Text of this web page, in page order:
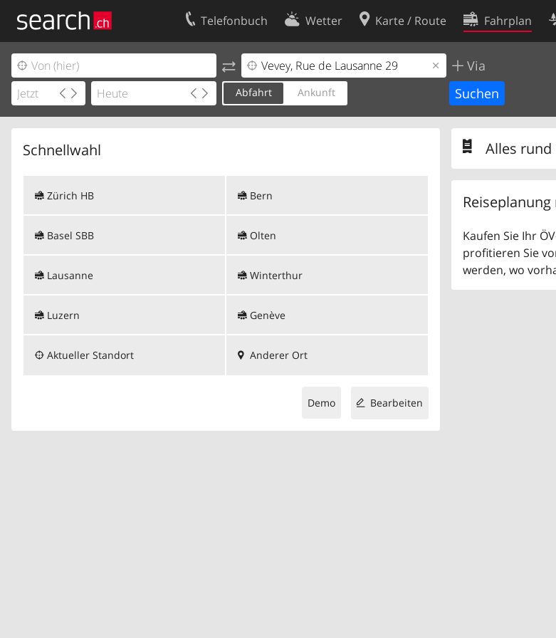
Telefonbuch Wetter Karte / Route Fahrplan
Via
Abfahrt Ankunft
Schnellwahl
Zürich HB
Basel SBB
Lausanne
Luzern
Bern
Olten
Winterthur
Genève
Aktueller Standort Anderer Ort
Bearbeiten
Demo
Alles rund
Kaufen Sie Ihr
profitieren Sie
werden, wo
Ihr Eintrag
Kundencenter Geschäftskunden
Kontakt
Nutzungsbedingungen
Cookie-